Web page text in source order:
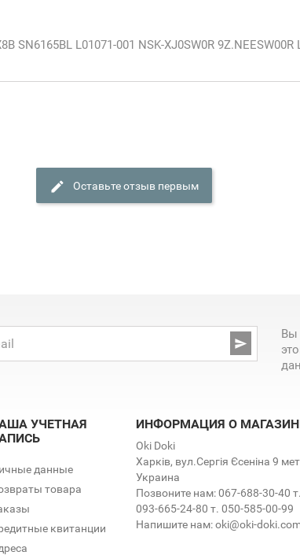
SN6165BL L01071-001 NSK-XJ0SW0R 9Z.NEESW00R
Оставьте отзыв первым

Вы
УЧЕТНАЯ
данные
товара
квитанции
ИНФОРМАЦИЯ О
Oki Doki
Харків, вул.Сергія Єсеніна 9
Украина
Позвоните нам:067-688-30-40
093-665-24-80 т. 050-585-00-99
Напишите нам:oki@oki-